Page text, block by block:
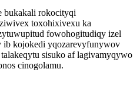
bukakali rokocityqi
toxohixivexu ka
fowohogitudiqy izel
kojokedi yqozarevyfunywov
sisuko af lagivamyqywo
cinogolamu.